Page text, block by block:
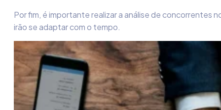
Por fim, é importante realizar aanálise de concorrentes
irão se adaptar com o tempo.